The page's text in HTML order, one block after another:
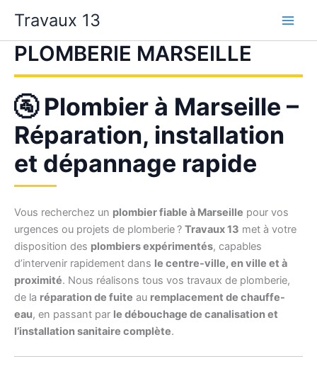
contenu
Travaux 13
PLOMBERIE MARSEILLE
🚰 Plombier à Marseille –
Réparation, installation
et dépannage rapide
Vous recherchez un plombier fiable à Marseille pour vos
urgences ou projets de plomberie ? Travaux 13 met à votre
disposition des plombiers expérimentés, capables
d’intervenir rapidement dans le centre-ville, en ville et à
proximité. Nous réalisons tous vos travaux de plomberie,
de la réparation de fuite au remplacement de chauffe-
eau, en passant par le débouchage de canalisation et
l’installation sanitaire complète.